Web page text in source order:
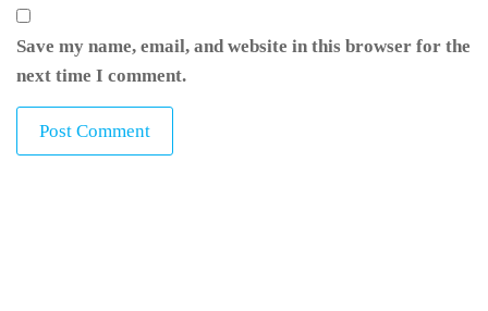
Save my name, email, and website in this browser for the
next time I comment.